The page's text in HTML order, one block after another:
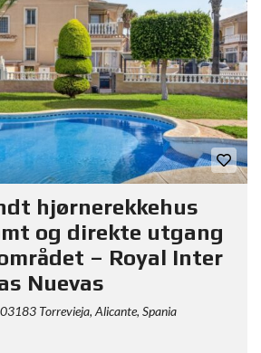
hjørnerekkehus
og direkte utgang
– Royal Inter
Nuevas
Torrevieja, Alicante, Spania